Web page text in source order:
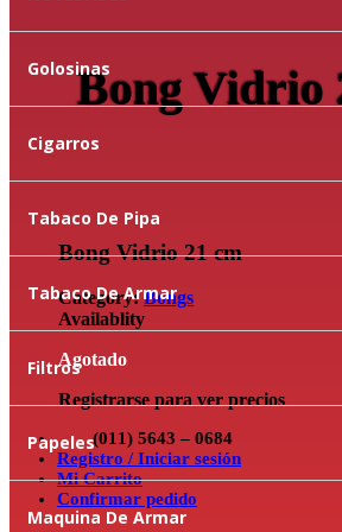
Golosinas
Cigarros
Tabaco De Pipa
Tabaco De Armar
Filtros
Papeles
Maquina De Armar
Bong Vidrio
Bong Vidrio 21 cm
Category:Bongs
Availablity
Agotado
Registrarse para ver precios
(011) 5643 – 0684
Registro / Iniciar sesión
Mi Carrito
Confirmar pedido